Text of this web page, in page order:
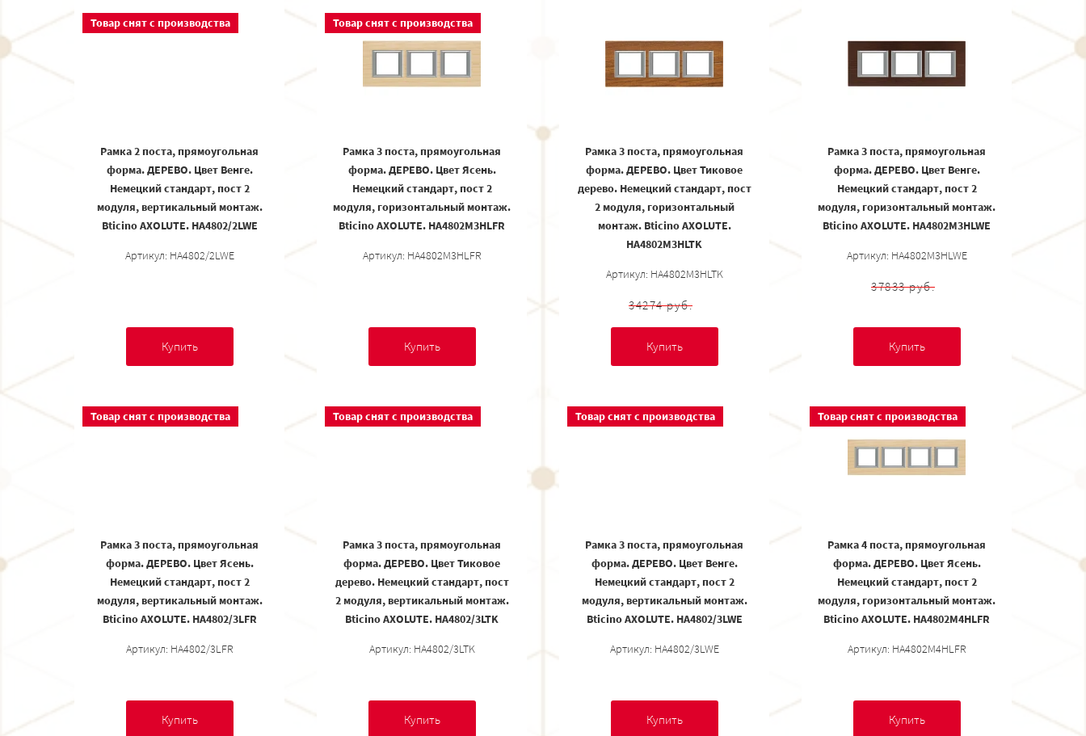
Товар снят с производства
Рамка 2 поста, прямоугольная
форма. ДЕРЕВО. Цвет Венге.
Немецкий стандарт, пост 2
модуля, вертикальный монтаж.
Bticino AXOLUTE. HA4802/2LWE
Артикул: HA4802/2LWE
Купить
Товар снят с производства
Рамка 3 поста, прямоугольная
форма. ДЕРЕВО. Цвет Ясень.
Немецкий стандарт, пост 2
модуля, горизонтальный монтаж.
Bticino AXOLUTE. HA4802M3HLFR
Артикул: HA4802M3HLFR
Купить
Рамка 3 поста, прямоугольная
форма. ДЕРЕВО. Цвет Тиковое
дерево. Немецкий стандарт, пост
2 модуля, горизонтальный
монтаж. Bticino AXOLUTE.
HA4802M3HLTK
Артикул: HA4802M3HLTK
34274 руб.
Купить
Рамка 3 поста, прямоугольная
форма. ДЕРЕВО. Цвет Венге.
Немецкий стандарт, пост 2
модуля, горизонтальный монтаж.
Bticino AXOLUTE. HA4802M3HLWE
Артикул: HA4802M3HLWE
37833 руб.
Купить
Товар снят с производства
Рамка 3 поста, прямоугольная
форма. ДЕРЕВО. Цвет Ясень.
Немецкий стандарт, пост 2
модуля, вертикальный монтаж.
Bticino AXOLUTE. HA4802/3LFR
Артикул: HA4802/3LFR
Купить
Товар снят с производства
Рамка 3 поста, прямоугольная
форма. ДЕРЕВО. Цвет Тиковое
дерево. Немецкий стандарт, пост
2 модуля, вертикальный монтаж.
Bticino AXOLUTE. HA4802/3LTK
Артикул: HA4802/3LTK
Купить
Товар снят с производства
Рамка 3 поста, прямоугольная
форма. ДЕРЕВО. Цвет Венге.
Немецкий стандарт, пост 2
модуля, вертикальный монтаж.
Bticino AXOLUTE. HA4802/3LWE
Артикул: HA4802/3LWE
Купить
Товар снят с производства
Рамка 4 поста, прямоугольная
форма. ДЕРЕВО. Цвет Ясень.
Немецкий стандарт, пост 2
модуля, горизонтальный монтаж.
Bticino AXOLUTE. HA4802M4HLFR
Артикул: HA4802M4HLFR
Купить